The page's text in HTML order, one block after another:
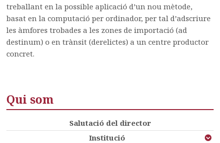
treballant en la possible aplicació d’un nou mètode,
basat en la computació per ordinador, per tal d’adscriure
les àmfores trobades a les zones de importació (ad
destinum) o en trànsit (derelictes) a un centre productor
concret.
Qui som
Salutació del director
Institució